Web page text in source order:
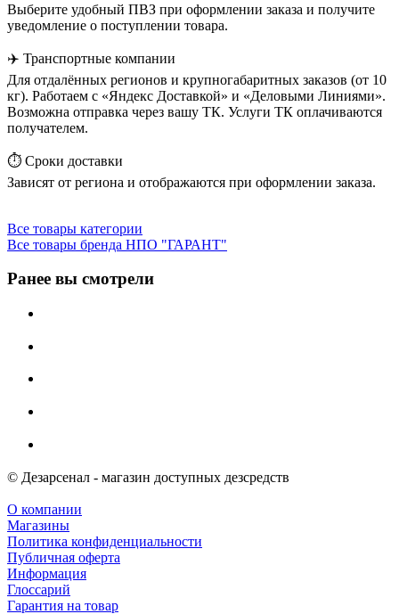
Выберите удобный ПВЗ при оформлении заказа и получите
уведомление о поступлении товара.
✈️ Транспортные компании
Для отдалённых регионов и крупногабаритных заказов (от 10
кг). Работаем с «Яндекс Доставкой» и «Деловыми Линиями».
Возможна отправка через вашу ТК. Услуги ТК оплачиваются
получателем.
⏱️ Сроки доставки
Зависят от региона и отображаются при оформлении заказа.
Все товары категории
Все товары бренда НПО "ГАРАНТ"
Ранее вы смотрели
© Дезарсенал - магазин доступных дезсредств
О компании
Магазины
Политика конфиденциальности
Публичная оферта
Информация
Глоссарий
Гарантия на товар